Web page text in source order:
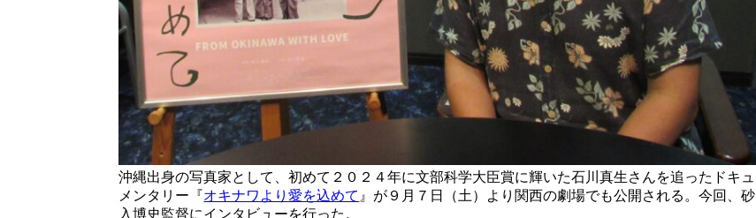
沖縄出身の写真家として、初めて２０２４年に文部科学大臣賞に輝いた石川真生さんを追ったドキュ
メンタリー『オキナワより愛を込めて 』が９月７日（土）より関西の劇場でも公開される。今回、砂
入博史監督にインタビューを行った。